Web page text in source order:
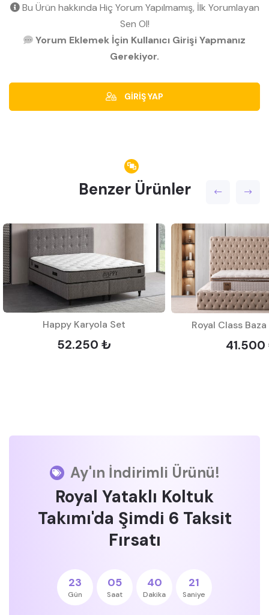
Bu Ürün hakkında Hiç Yorum Yapılmamış, İlk Yorumlayan
Sen Ol!
Yorum Eklemek İçin Kullanıcı Girişi Yapmanız
Gerekiyor.
GİRİŞ YAP
Benzer Ürünler
Happy Karyola Set
52.250 ₺
Royal Class Baza
Ay'ın İndirimli Ürünü!
Royal Yataklı Koltuk
Takımı'da Şimdi 6 Taksit
Fırsatı
23
Gün
05
Saat
40
Dakika
20
Saniye